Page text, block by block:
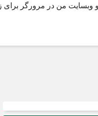
و وبسایت من در مرورگر